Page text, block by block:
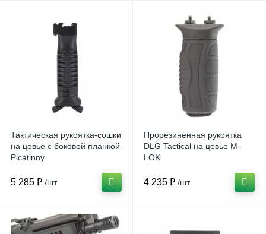
Тактическая рукоятка-сошки
на цевье с боковой планкой
Picatinny
5 285 ₽ /шт
Прорезиненная рукоятка
DLG Tactical на цевье M-
LOK
4 235 ₽ /шт